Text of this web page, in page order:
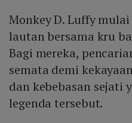
Monkey D. Luffy
lautan bersama kru
Bagi mereka,
semata demi
dan kebebasan sejati
legenda tersebut.